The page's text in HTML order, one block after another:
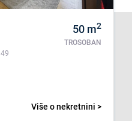
50 m2
TROSOBAN
Više o nekretnini >